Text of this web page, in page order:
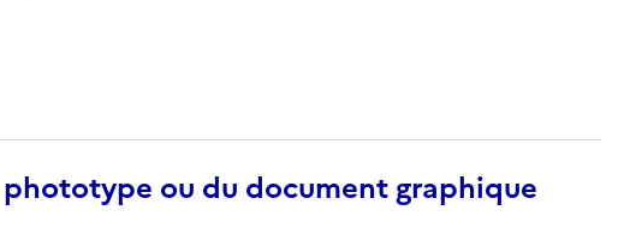
ou du document graphique